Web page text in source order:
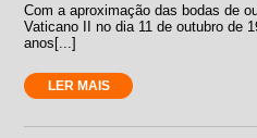
Com a aproximação das bodas de
Vaticano II no dia 11 de outubro de
anos[...]
LER MAIS